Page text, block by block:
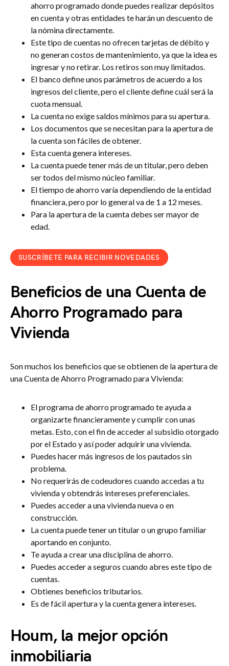
ahorro programado donde puedes realizar depósitos
en cuenta y otras entidades te harán un descuento de
la nómina directamente.
Este tipo de cuentas no ofrecen tarjetas de débito y
no generan costos de mantenimiento, ya que la idea es
ingresar y no retirar. Los retiros son muy limitados.
El banco define unos parámetros de acuerdo a los
ingresos del cliente, pero el cliente define cuál será la
cuota mensual.
La cuenta no exige saldos mínimos para su apertura.
Los documentos que se necesitan para la apertura de
la cuenta son fáciles de obtener.
Esta cuenta genera intereses.
La cuenta puede tener más de un titular, pero deben
ser todos del mismo núcleo familiar.
El tiempo de ahorro varía dependiendo de la entidad
financiera, pero por lo general va de 1 a 12 meses.
Para la apertura de la cuenta debes ser mayor de
edad.
SUSCRÍBETE PARA RECIBIR NOVEDADES
Beneficios de una Cuenta de
Ahorro Programado para
Vivienda
Son muchos los beneficios que se obtienen de la apertura de
una Cuenta de Ahorro Programado para Vivienda:
El programa de ahorro programado te ayuda a
organizarte financieramente y cumplir con unas
metas. Esto, con el fin de acceder al subsidio otorgado
por el Estado y así poder adquirir una vivienda.
Puedes hacer más ingresos de los pautados sin
problema.
No requerirás de codeudores cuando accedas a tu
vivienda y obtendrás intereses preferenciales.
Puedes acceder a una vivienda nueva o en
construcción.
La cuenta puede tener un titular o un grupo familiar
aportando en conjunto.
Te ayuda a crear una disciplina de ahorro.
Puedes acceder a seguros cuando abres este tipo de
cuentas.
Obtienes beneficios tributarios.
Es de fácil apertura y la cuenta genera intereses.
Houm, la mejor opción
inmobiliaria